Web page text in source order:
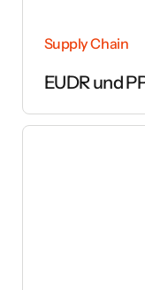
Supply Chain
EUDR und